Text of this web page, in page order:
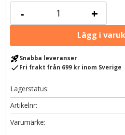
+
-
rocket_launchSnabba leveranser
checkFri frakt från 699 kr inom Sverige
Lagerstatus
Artikelnr